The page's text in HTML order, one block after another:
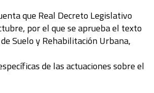
que Real Decreto Legislativo
por el que se aprueba el texto
Suelo y Rehabilitación Urbana,
de las actuaciones sobre el